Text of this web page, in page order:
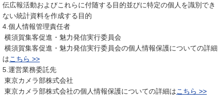
伝広報活動およびこれらに付随する目的並びに特定の個人を識別でき
ない統計資料を作成する目的
4.個人情報管理責任者
横須賀集客促進・魅力発信実行委員会
横須賀集客促進・魅力発信実行委員会の個人情報保護についての詳細
はこちら >>
5.運営業務委託先
東京カメラ部株式会社
東京カメラ部株式会社の個人情報保護についての詳細はこちら >>